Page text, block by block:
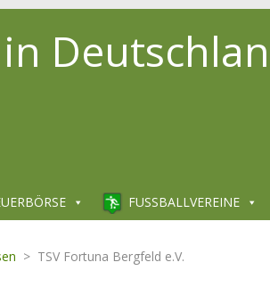
FUSSBALLVEREINE
> TSV Fortuna Bergfeld e.V.